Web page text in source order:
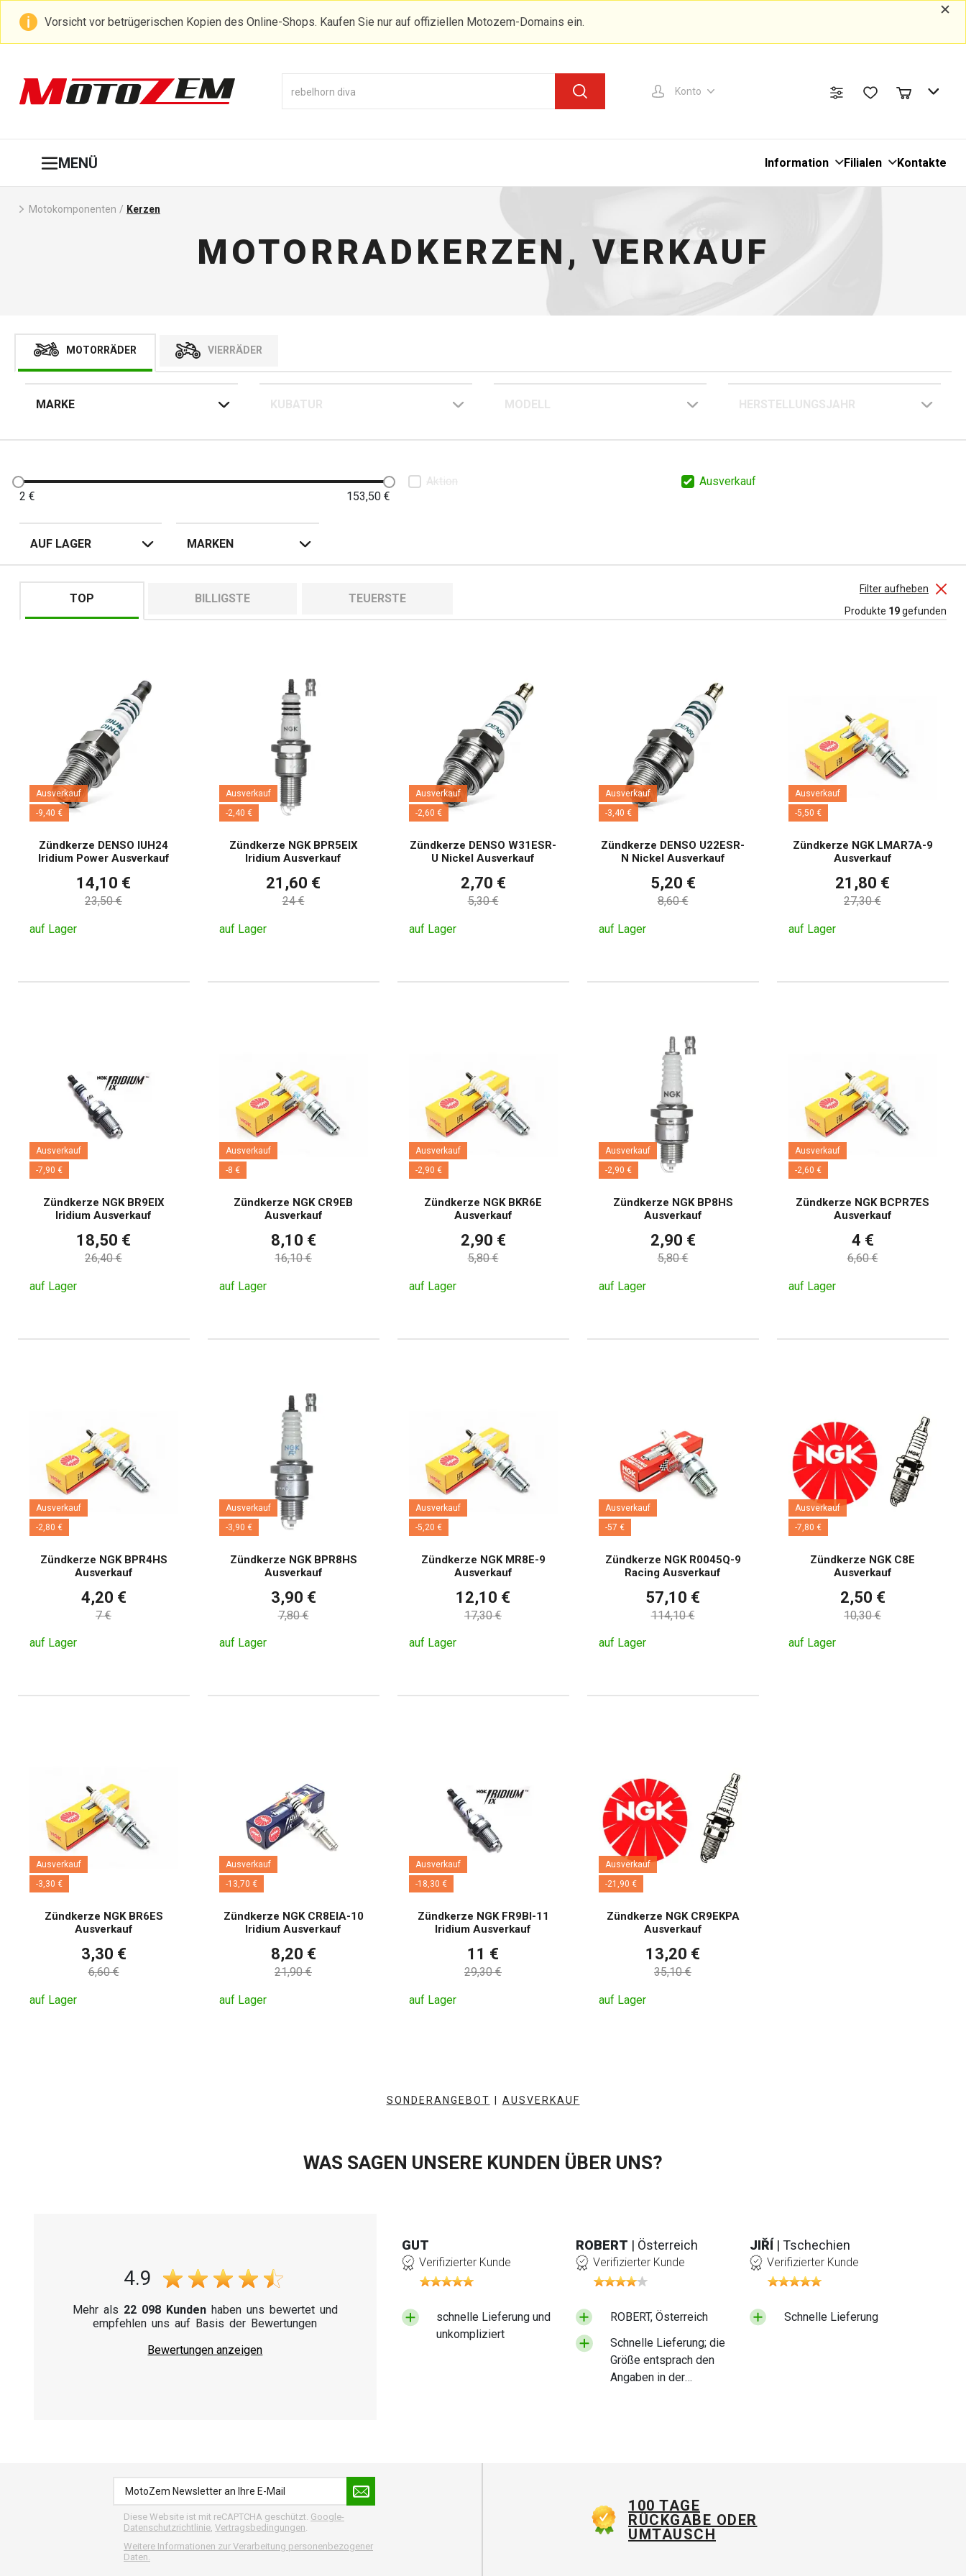
Vorsicht vor betrügerischen Kopien des Online-Shops. Kaufen Sie nur auf offiziellen Motozem-Domains ein.
Konto
MENÜ Information Filialen Kontakte
Motokomponenten / Kerzen
MOTORRADKERZEN, VERKAUF
MOTORRÄDER VIERRÄDER
MARKE KUBATUR MODELL HERSTELLUNGSJAHR
2 € 153,50 €
Aktion Ausverkauf
AUF LAGER MARKEN
Filter aufheben
Produkte 19gefunden
TOP BILLIGSTE TEUERSTE
Ausverkauf
-9,40 €
Zündkerze DENSO IUH24
Iridium Power Ausverkauf
14,10 €
23,50 €
auf Lager
Ausverkauf
-2,40 €
Zündkerze NGK BPR5EIX
Iridium Ausverkauf
21,60 €
24 €
auf Lager
Ausverkauf
-2,60 €
Zündkerze DENSO W31ESR-
U Nickel Ausverkauf
2,70 €
5,30 €
auf Lager
Ausverkauf
-3,40 €
Zündkerze DENSO U22ESR-
N Nickel Ausverkauf
5,20 €
8,60 €
auf Lager
Ausverkauf
-5,50 €
Zündkerze NGK LMAR7A-9
Ausverkauf
21,80 €
27,30 €
auf Lager
Ausverkauf
-7,90 €
Zündkerze NGK BR9EIX
Iridium Ausverkauf
18,50 €
26,40 €
auf Lager
Ausverkauf
-8 €
Zündkerze NGK CR9EB
Ausverkauf
8,10 €
16,10 €
auf Lager
Ausverkauf
-2,90 €
Zündkerze NGK BKR6E
Ausverkauf
2,90 €
5,80 €
auf Lager
Ausverkauf
-2,90 €
Zündkerze NGK BP8HS
Ausverkauf
2,90 €
5,80 €
auf Lager
Ausverkauf
-2,60 €
Zündkerze NGK BCPR7ES
Ausverkauf
4 €
6,60 €
auf Lager
Ausverkauf
-2,80 €
Zündkerze NGK BPR4HS
Ausverkauf
4,20 €
7 €
auf Lager
Ausverkauf
-3,90 €
Zündkerze NGK BPR8HS
Ausverkauf
3,90 €
7,80 €
auf Lager
Ausverkauf
-5,20 €
Zündkerze NGK MR8E-9
Ausverkauf
12,10 €
17,30 €
auf Lager
Ausverkauf
-57 €
Zündkerze NGK R0045Q-9
Racing Ausverkauf
57,10 €
114,10 €
auf Lager
Ausverkauf
-7,80 €
Zündkerze NGK C8E
Ausverkauf
2,50 €
10,30 €
auf Lager
Ausverkauf
-3,30 €
Zündkerze NGK BR6ES
Ausverkauf
3,30 €
6,60 €
auf Lager
Ausverkauf
-13,70 €
Zündkerze NGK CR8EIA-10
Iridium Ausverkauf
8,20 €
21,90 €
auf Lager
Ausverkauf
-18,30 €
Zündkerze NGK FR9BI-11
Iridium Ausverkauf
11 €
29,30 €
auf Lager
Ausverkauf
-21,90 €
Zündkerze NGK CR9EKPA
Ausverkauf
13,20 €
35,10 €
auf Lager
SONDERANGEBOT AUSVERKAUF
WAS SAGEN UNSERE KUNDEN ÜBER UNS?
4.9
Mehr als 22 098 Kundenhaben uns bewertet und
empfehlen uns auf Basis der Bewertungen
Bewertungen anzeigen
GUT
Verifizierter Kunde
schnelle Lieferung und
unkompliziert
ROBERT | Österreich
Verifizierter Kunde
ROBERT, Österreich
Schnelle Lieferung; die
Größe entsprach den
Angaben in der
JIŘÍ | Tschechien
Verifizierter Kunde
Schnelle Lieferung
Diese Website ist mit reCAPTCHA geschützt. Google-
Datenschutzrichtlinie, Vertragsbedingungen.
Weitere Informationen zur Verarbeitung personenbezogener
Daten.
100 TAGE
RÜCKGABE ODER
UMTAUSCH